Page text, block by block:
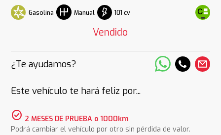
Gasolina Manual 101 cv
Vendido
¿Te ayudamos?
Este vehículo te hará feliz por...
check_circle 2 MESES DE PRUEBA o 1000km
Podrá cambiar el vehículo por otro sin pérdida de valor.